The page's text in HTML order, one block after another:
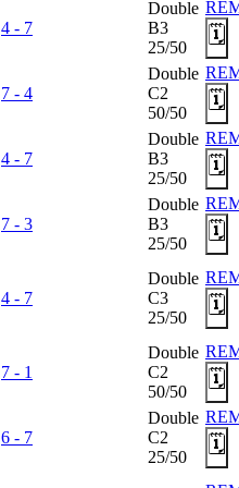
4 - 7
Double
B3
25/50
🗓️
7 - 4
Double
C2
50/50
🗓️
4 - 7
Double
B3
25/50
🗓️
7 - 3
Double
B3
25/50
🗓️
4 - 7
Double
C3
25/50
🗓️
7 - 1
Double
C2
50/50
🗓️
6 - 7
Double
C2
25/50
🗓️